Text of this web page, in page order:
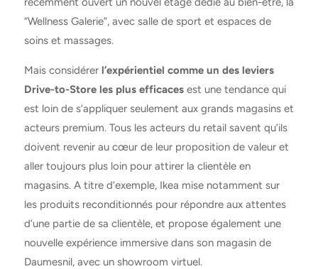
“Wellness Galerie”, avec salle de sport et espaces de
soins et massages.
Mais considérer l’expérientiel comme un des leviers
Drive-to-Store les plus efficacesest une tendance qui
est loin de s’appliquer seulement aux grands magasins et
acteurs premium. Tous les acteurs du retail savent qu’ils
doivent revenir au cœur de leur proposition de valeur et
aller toujours plus loin pour attirer la clientèle en
magasins. A titre d’exemple, Ikea mise notamment sur
les produits reconditionnés pour répondre aux attentes
d’une partie de sa clientèle, et propose également une
nouvelle expérience immersive dans son magasin de
Daumesnil, avec un showroom virtuel.